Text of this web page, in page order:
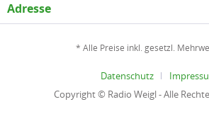
Adresse
* Alle Preise inkl. gesetzl.
Datenschutz
Copyright © Radio Weigl - Alle